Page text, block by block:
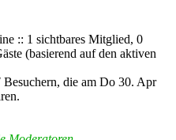
:: 1 sichtbares Mitglied, 0
(basierend auf den aktiven
Besuchern, die am Do 30. Apr